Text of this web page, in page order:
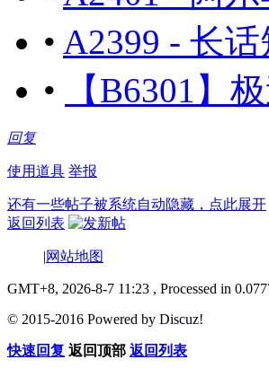
• A2399 - 长
•
【B6301】
回复
使用道具 举报
还有一些帖子被系统自动隐藏，点此展开
返回列表
|网站地图
GMT+8, 2026-8-7 11:23 , Processed in
© 2015-2016 Powered by Discuz!
快速回复 返回顶部 返回列表